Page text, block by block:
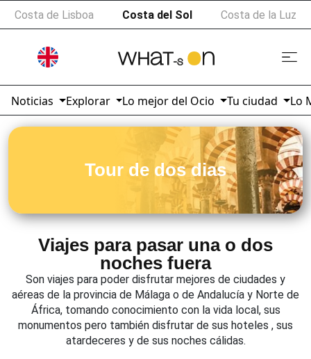
Costa de Lisboa Costa de la Luz
Costa del Sol
Noticias Explorar Lo mejor del Ocio Tu ciudad Lo
Tour de dos dias
Viajes para pasar una o dos
noches fuera
Son viajes para poder disfrutar mejores de ciudades y
aéreas de la provincia de Málaga o de Andalucía y Norte de
África, tomando conocimiento con la vida local, sus
monumentos pero también disfrutar de sus hoteles , sus
atardeceres y de sus noches cálidas.